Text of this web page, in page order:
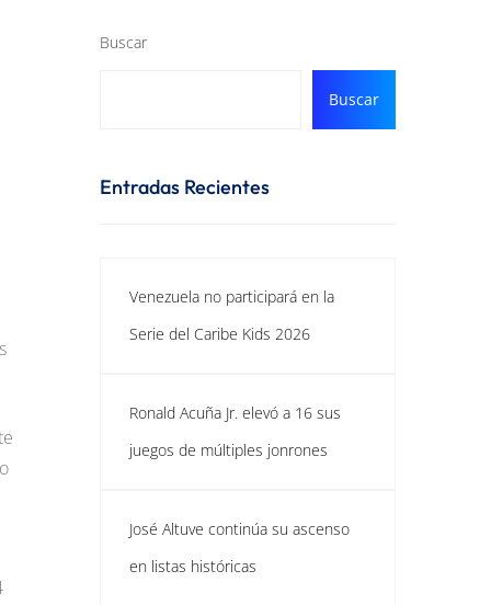
Buscar
Buscar
Entradas Recientes
Venezuela no participará en la
Serie del Caribe Kids 2026
Ronald Acuña Jr. elevó a 16 sus
juegos de múltiples jonrones
José Altuve continúa su ascenso
en listas históricas